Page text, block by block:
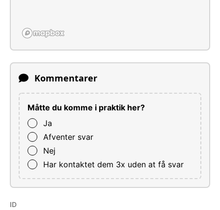
Kommentarer
Måtte du komme i praktik her?
Ja
Afventer svar
Nej
Har kontaktet dem 3x uden at få svar
ID